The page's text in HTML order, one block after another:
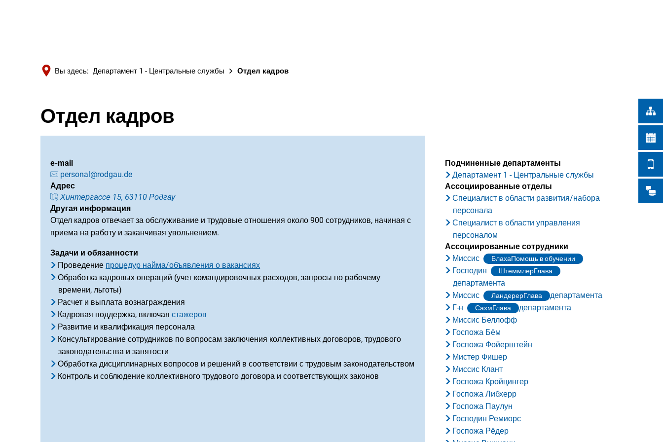
Вы здесь: Департамент 1 - Центральные службы Отдел кадров
Отдел кадров
e-mail
personal@rodgau.de
Адрес
Хинтергассе 15, 63110 Родгау
Другая информация
Отдел кадров отвечает за обслуживание и трудовые отношения около 900 сотрудников, начиная с
приема на работу и заканчивая увольнением.
Задачи и обязанности
Проведение процедур найма/объявления о вакансиях
Обработка кадровых операций (учет командировочных расходов, запросы по рабочему
времени, льготы)
Расчет и выплата вознаграждения
Кадровая поддержка, включаястажеров
Развитие и квалификация персонала
Консультирование сотрудников по вопросам заключения коллективных договоров, трудового
законодательства и занятости
Обработка дисциплинарных вопросов и решений в соответствии с трудовым законодательством
Контроль и соблюдение коллективного трудового договора и соответствующих законов
Подчиненные департаменты
Департамент 1 - Центральные службы
Ассоциированные отделы
Специалист в области развития/набора
персонала
Специалист в области управления
персоналом
Ассоциированные сотрудники
Миссис
БлахаПомощь в обучении
Господин ШтеммлерГлава
департамента
Миссис
ЛандерерГлава
департамента
Г-н
СахмГлава
департамента
Миссис Беллофф
Госпожа Бём
Госпожа Фойерштейн
Мистер Фишер
Миссис Клант
Госпожа Кройцингер
Госпожа Либхерр
Госпожа Паулун
Господин Ремиорс
Госпожа Рёдер